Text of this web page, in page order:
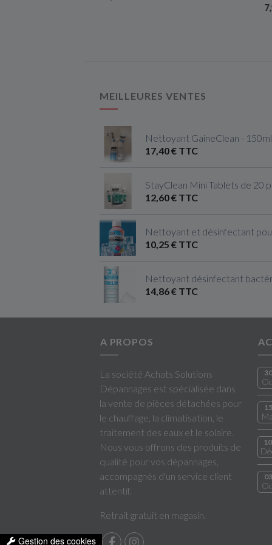
MEILLEURES VENTES
Nettoyant GaineClean - 150ml
17,40 € TTC
StayClean Mini Tablets de 20
12,60 € TTC
Nettoyant et désinfectant
10,25 € TTC
Nettoyant désinfectant
14,86 € TTC
A PROPOS
La société Achats Solutions
Dépannages est spécialisée dans
la vente de pièces détachées pour
le chauffage, la climatisation, le
traitement des eaux et le solaire.
Nous vous offrons des produits de
qualité pour vos dépannages,
accompagnés d'un service client
attentif.
Retrait gratuit en magasin.
30
15
10
03
Gestion des cookies